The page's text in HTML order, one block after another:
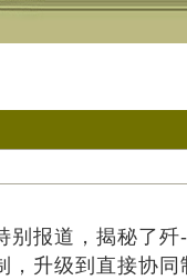
别报道，揭秘了
升级到直接协